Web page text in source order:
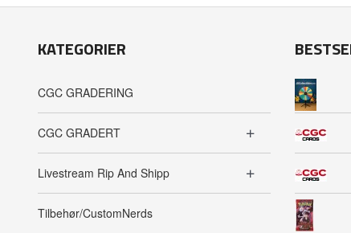
KATEGORIER
CGC GRADERING
CGC GRADERT
Livestream Rip And Shipp
Tilbehør/CustomNerds